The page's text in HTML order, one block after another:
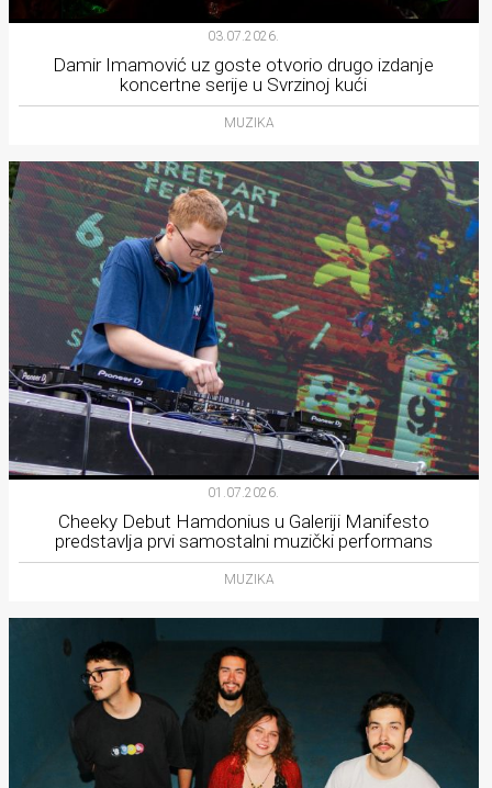
03.07.2026.
Damir Imamović uz goste otvorio drugo izdanje
koncertne serije u Svrzinoj kući
MUZIKA
01.07.2026.
Cheeky Debut Hamdonius u Galeriji Manifesto
predstavlja prvi samostalni muzički performans
MUZIKA